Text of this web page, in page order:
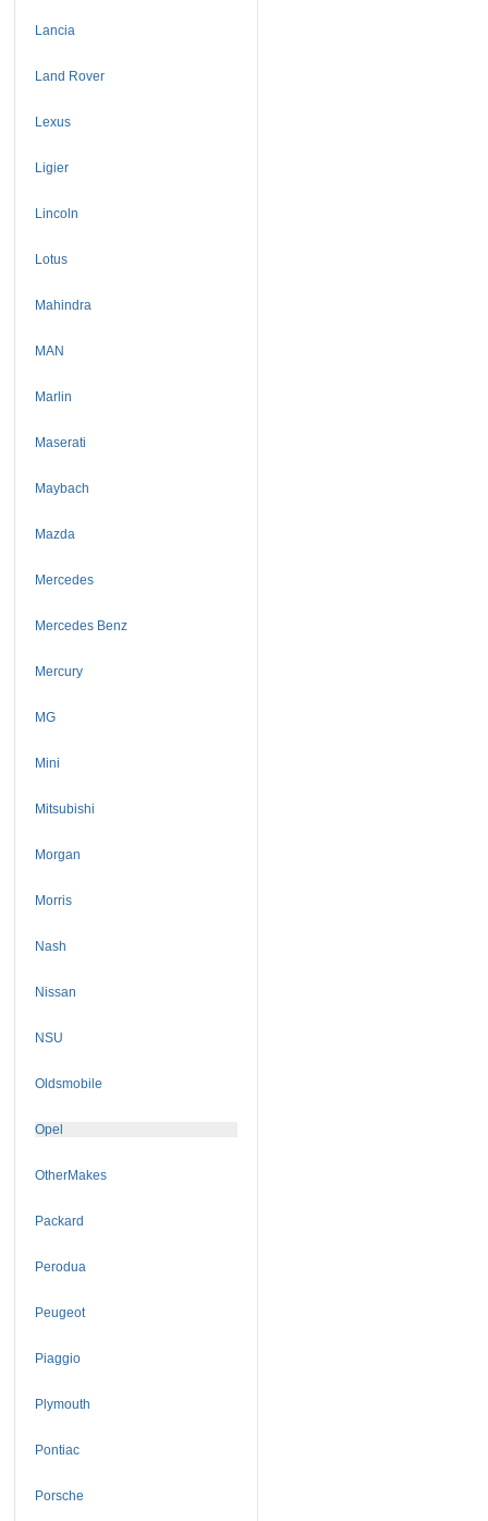
Lancia
Land Rover
Lexus
Ligier
Lincoln
Lotus
Mahindra
MAN
Marlin
Maserati
Maybach
Mazda
Mercedes
Mercedes Benz
Mercury
MG
Mini
Mitsubishi
Morgan
Morris
Nash
Nissan
NSU
Oldsmobile
Opel
OtherMakes
Packard
Perodua
Peugeot
Piaggio
Plymouth
Pontiac
Porsche